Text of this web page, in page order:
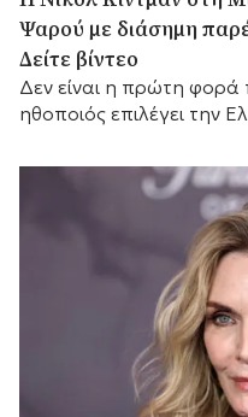
Ψαρού με διάσημη
Δείτε βίντεο
Δεν είναι η πρώτη φορά
ηθοποιός επιλέγει την